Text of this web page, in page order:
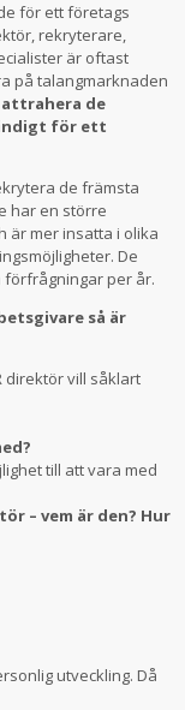
för ett företags
rekryterare,
är oftast
på talangmarknaden
de
för ett
de främsta
har en större
är mer insatta i olika
De
per år.
så är
direktör vill såklart
till att vara med
– vem är den? Hur
utveckling. Då